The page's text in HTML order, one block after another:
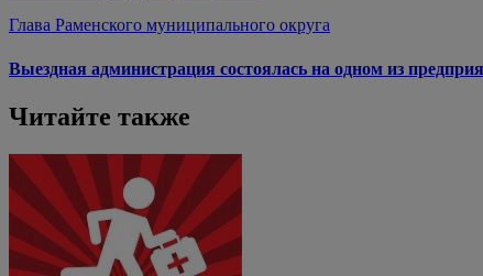
Глава Раменского муниципального округа
Выездная администрация состоялась на одном из
Читайте также